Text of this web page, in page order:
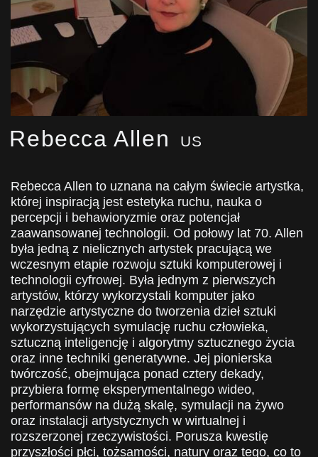
Rebecca Allen US
Rebecca Allen to uznana na całym świecie artystka,
której inspiracją jest estetyka ruchu, nauka o
percepcji i behawioryzmie oraz potencjał
zaawansowanej technologii. Od połowy lat 70. Allen
była jedną z nielicznych artystek pracującą we
wczesnym etapie rozwoju sztuki komputerowej i
technologii cyfrowej. Była jednym z pierwszych
artystów, którzy wykorzystali komputer jako
narzędzie artystyczne do tworzenia dzieł sztuki
wykorzystujących symulację ruchu człowieka,
sztuczną inteligencję i algorytmy sztucznego życia
oraz inne techniki generatywne. Jej pionierska
twórczość, obejmująca ponad cztery dekady,
przybiera formę eksperymentalnego wideo,
performansów na dużą skalę, symulacji na żywo
oraz instalacji artystycznych w wirtualnej i
rozszerzonej rzeczywistości. Porusza kwestię
przyszłości płci, tożsamości, natury oraz tego, co to